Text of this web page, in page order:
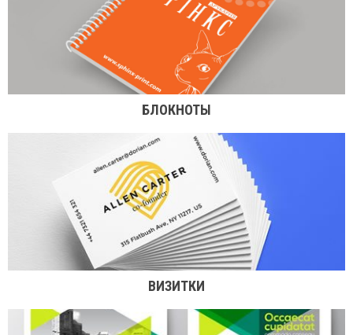
БЛОКНОТЫ
ВИЗИТКИ